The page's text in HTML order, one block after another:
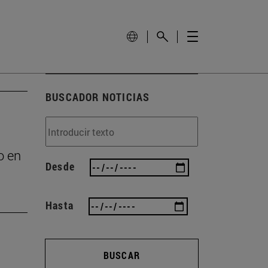
en
BUSCADOR NOTICIAS
Desde
Hasta
BUSCAR